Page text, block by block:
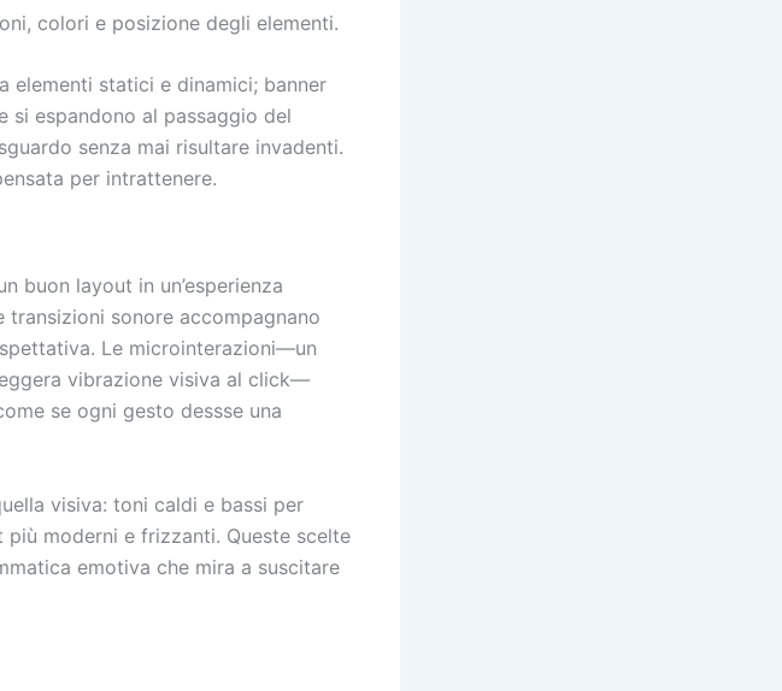
colori e posizione degli elementi.
elementi statici e dinamici; banner
si espandono al passaggio del
senza mai risultare invadenti.
per intrattenere.
buon layout in un’esperienza
sonore accompagnano
Le microinterazioni—un
vibrazione visiva al click—
se ogni gesto dessse una
visiva: toni caldi e bassi per
moderni e frizzanti. Queste scelte
emotiva che mira a suscitare